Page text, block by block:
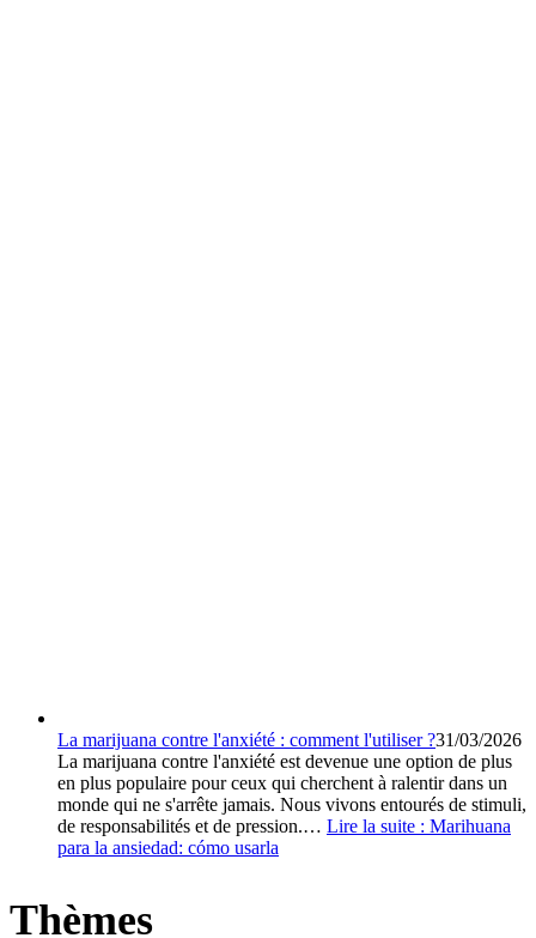
La marijuana contre l'anxiété : comment l'utiliser ?31/03/2026
La marijuana contre l'anxiété est devenue une option de plus
en plus populaire pour ceux qui cherchent à ralentir dans un
monde qui ne s'arrête jamais. Nous vivons entourés de stimuli,
de responsabilités et de pression.… Lire la suite : Marihuana
para la ansiedad: cómo usarla
Thèmes